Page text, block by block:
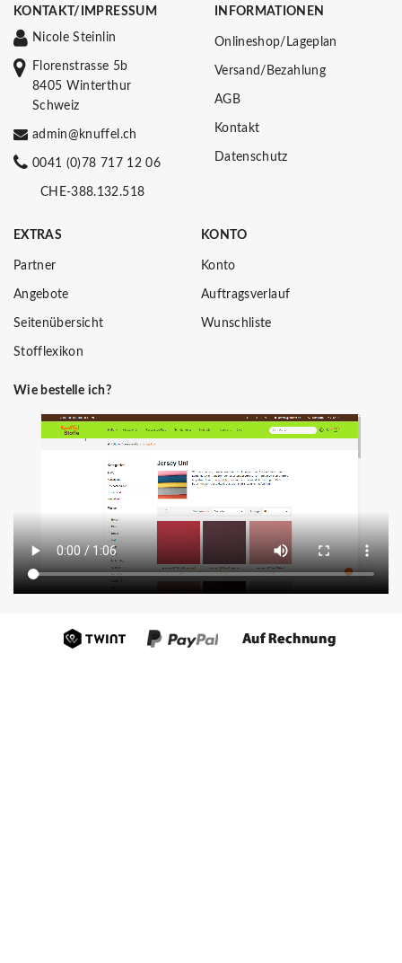
KONTAKT/IMPRESSUM
Nicole Steinlin
Florenstrasse 5b
8405 Winterthur
Schweiz
admin@knuffel.ch
0041 (0)78 717 12 06
CHE-388.132.518
INFORMATIONEN
Onlineshop/Lageplan
Versand/Bezahlung
AGB
Kontakt
Datenschutz
EXTRAS
Partner
Angebote
Seitenübersicht
Stofflexikon
KONTO
Konto
Auftragsverlauf
Wunschliste
Wie bestelle ich?